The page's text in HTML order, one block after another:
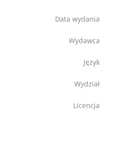
Data wydania
Wydawca
Język
Wydział
Licencja